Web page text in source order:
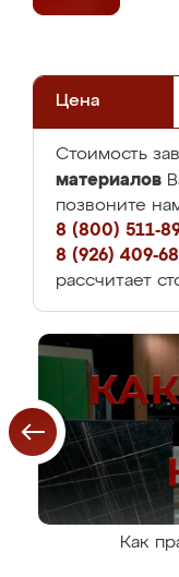
Цена
Стоимость
материалов
позвоните
8 (800) 511-
8 (926) 409-
рассчитает
Как